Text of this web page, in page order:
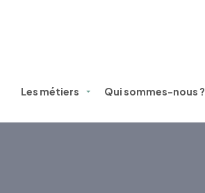
Les métiers Qui sommes-nous ?